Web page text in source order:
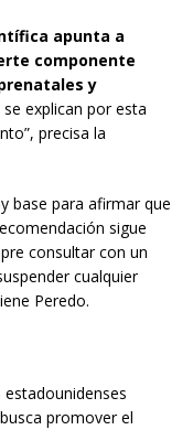
apunta a
componente
y
explican por esta
precisa la
base para afirmar que
sigue
consultar con un
cualquier
Peredo.
promover el